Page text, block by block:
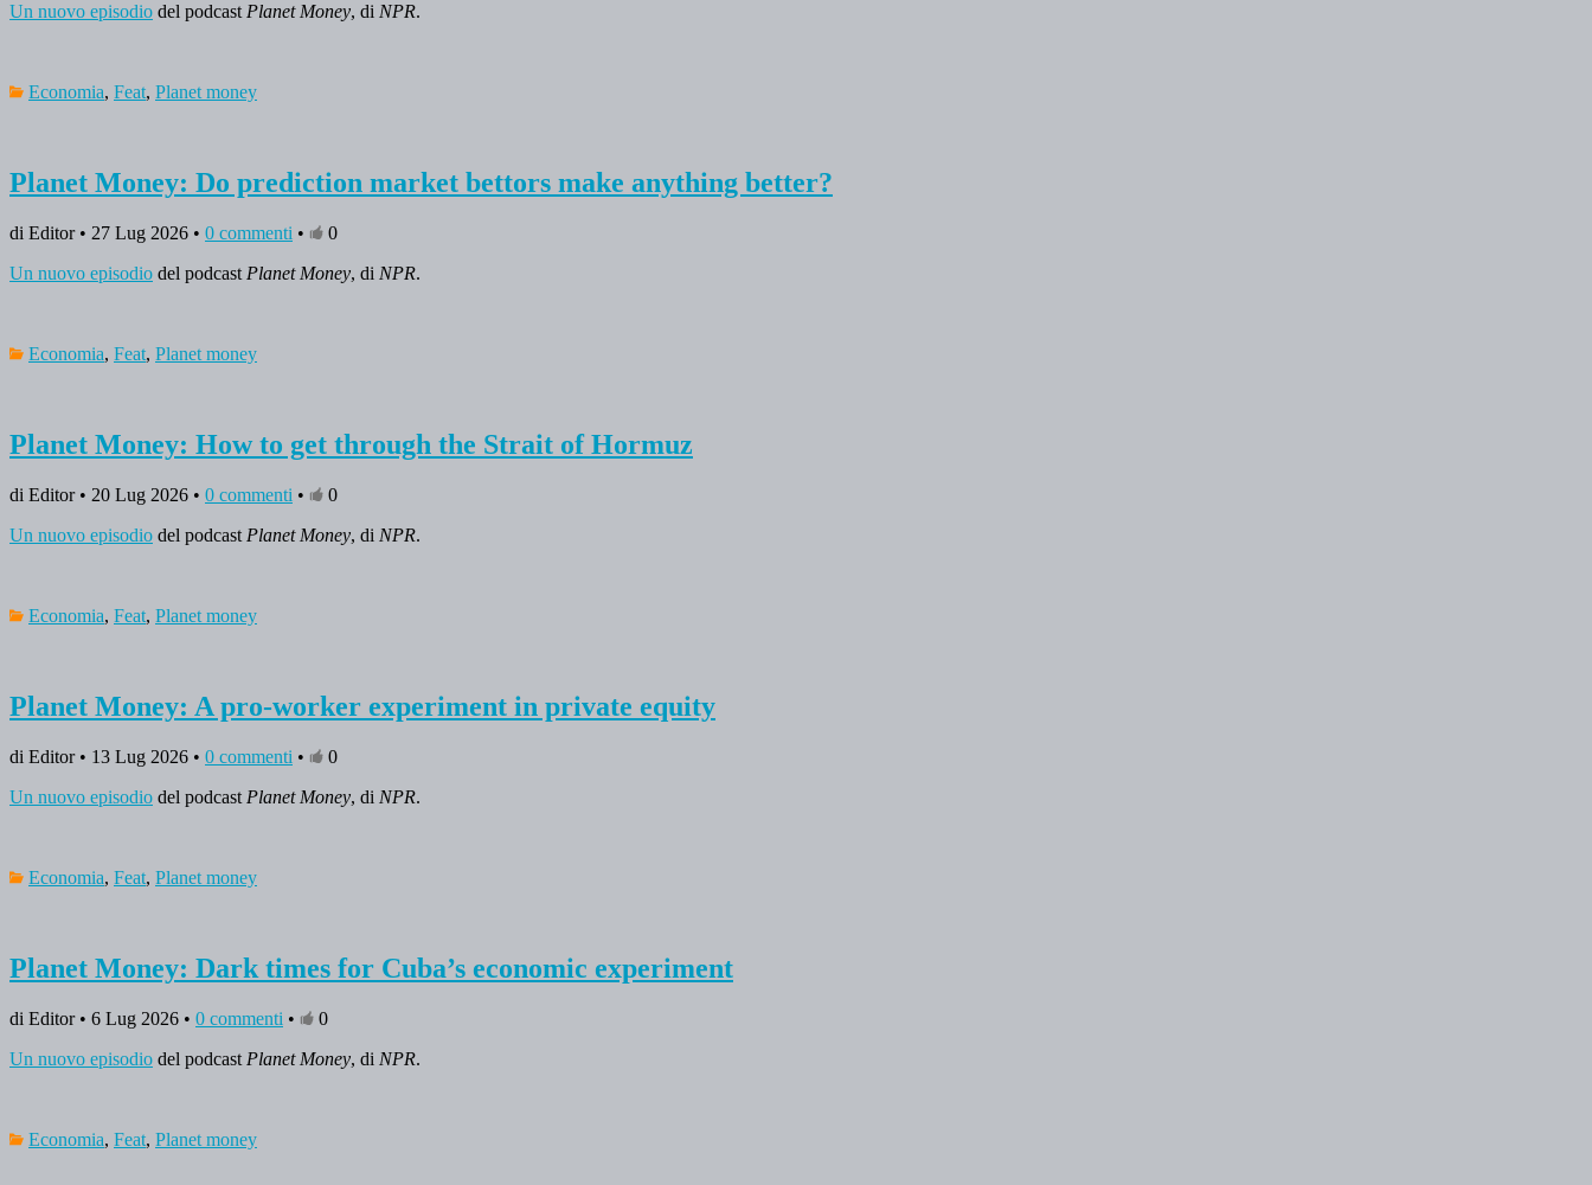
Un nuovo episodio del podcastPlanet Money, di NPR.
Economia, Feat, Planet money
Planet Money: Do prediction market bettors make anything better?
di Editor • 27 Lug 2026 • 0 commenti •
0
Un nuovo episodio del podcast Planet Money, di NPR.
Economia, Feat, Planet money
Planet Money: How to get through the Strait of Hormuz
di Editor • 20 Lug 2026 • 0 commenti •
0
Un nuovo episodio del podcast Planet Money, di NPR.
Economia, Feat, Planet money
Planet Money: A pro-worker experiment in private equity
di Editor • 13 Lug 2026 • 0 commenti •
0
Un nuovo episodio del podcast Planet Money, di NPR.
Economia, Feat, Planet money
Planet Money: Dark times for Cuba’s economic experiment
di Editor • 6 Lug 2026 • 0 commenti •
0
Un nuovo episodio del podcast Planet Money, di NPR.
Economia, Feat, Planet money